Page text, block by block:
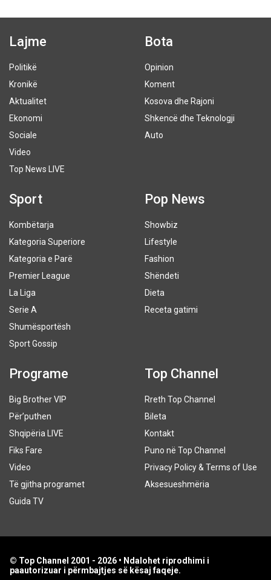
Lajme
Politikë
Kronikë
Aktualitet
Ekonomi
Sociale
Video
Top News LIVE
Bota
Opinion
Koment
Kosova dhe Rajoni
Shkencë dhe Teknologji
Auto
Sport
Kombëtarja
Kategoria Superiore
Kategoria e Parë
Premier League
La Liga
Serie A
Shumësportësh
Sport Gossip
Pop News
Showbiz
Lifestyle
Fashion
Shëndeti
Dieta
Receta gatimi
Programe
Big Brother VIP
Për’puthen
Shqipëria LIVE
Fiks Fare
Video
Të gjitha programet
Guida TV
Top Channel
Rreth Top Channel
Bileta
Kontakt
Puno në Top Channel
Privacy Policy & Terms of Use
Aksesueshmëria
© Top Channel 2001 - 2026 • Ndalohet riprodhimi i
paautorizuar i përmbajtjes së kësaj faqeje.